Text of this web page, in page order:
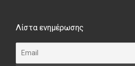
Λίστα ενημέρωσης